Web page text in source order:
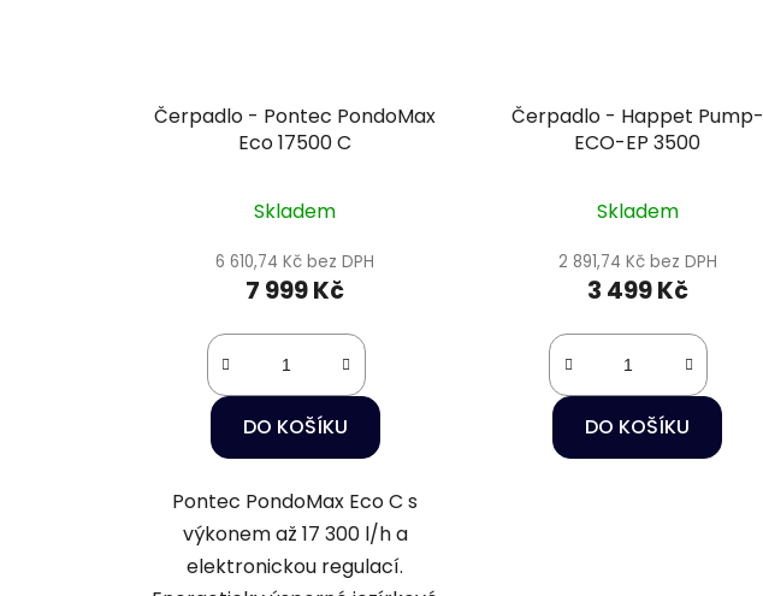
Čerpadlo - Pontec PondoMax
Eco 17500 C
Skladem
6 610,74 Kč bez DPH
7 999 Kč
DO KOŠÍKU
Pontec PondoMax Eco C s
výkonem až 17 300 l/h a
elektronickou regulací.
Čerpadlo - Happet Pump-
ECO-EP 3500
Skladem
2 891,74 Kč bez DPH
3 499 Kč
DO KOŠÍKU